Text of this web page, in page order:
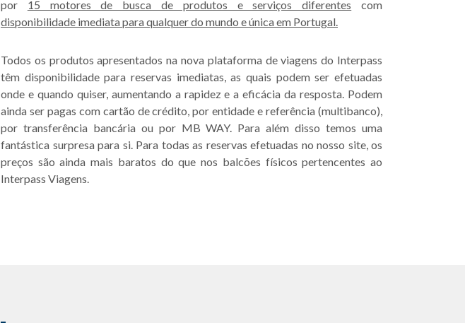
por 15 motores de busca de produtos e serviços diferentes com
disponibilidade imediata para qualquer do mundo e única em Portugal.
Todos os produtos apresentados na nova plataforma de viagens do Interpass
têm disponibilidade para reservas imediatas, as quais podem ser efetuadas
onde e quando quiser, aumentando a rapidez e a eficácia da resposta. Podem
ainda ser pagas com cartão de crédito, por entidade e referência (multibanco),
por transferência bancária ou por MB WAY. Para além disso temos uma
fantástica surpresa para si. Para todas as reservas efetuadas no nosso site, os
preços são ainda mais baratos do que nos balcões físicos pertencentes ao
Interpass Viagens.